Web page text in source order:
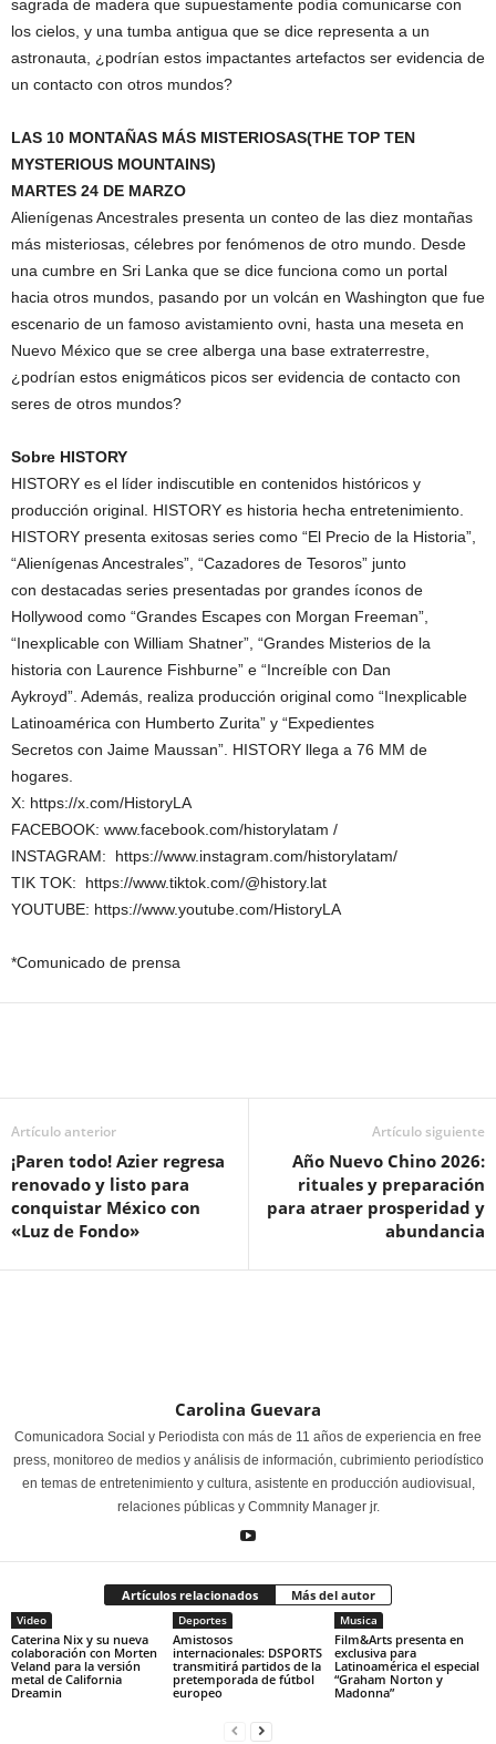
sagrada de madera que supuestamente podía comunicarse con
los cielos, y una tumba antigua que se dice representa a un
astronauta, ¿podrían estos impactantes artefactos ser evidencia de
un contacto con otros mundos?
LAS 10 MONTAÑAS MÁS MISTERIOSAS(THE TOP TEN
MYSTERIOUS MOUNTAINS)
MARTES 24 DE MARZO
Alienígenas Ancestrales presenta un conteo de las diez montañas
más misteriosas, célebres por fenómenos de otro mundo. Desde
una cumbre en Sri Lanka que se dice funciona como un portal
hacia otros mundos, pasando por un volcán en Washington que fue
escenario de un famoso avistamiento ovni, hasta una meseta en
Nuevo México que se cree alberga una base extraterrestre,
¿podrían estos enigmáticos picos ser evidencia de contacto con
seres de otros mundos?
Sobre HISTORY
HISTORY es el líder indiscutible en contenidos históricos y
producción original. HISTORY es historia hecha entretenimiento.
HISTORY presenta exitosas series como “El Precio de la Historia”,
“Alienígenas Ancestrales”, “Cazadores de Tesoros” junto
con destacadas series presentadas por grandes íconos de
Hollywood como “Grandes Escapes con Morgan Freeman”,
“Inexplicable con William Shatner”, “Grandes Misterios de la
historia con Laurence Fishburne” e “Increíble con Dan
Aykroyd”. Además, realiza producción original como “Inexplicable
Latinoamérica con Humberto Zurita” y “Expedientes
Secretos con Jaime Maussan”. HISTORY llega a 76 MM de
hogares.
X: https://x.com/HistoryLA
FACEBOOK: www.facebook.com/historylatam /
INSTAGRAM: https://www.instagram.com/historylatam/
TIK TOK: https://www.tiktok.com/@history.lat
YOUTUBE: https://www.youtube.com/HistoryLA
*Comunicado de prensa
Artículo anterior
¡Paren todo! Azier regresa
renovado y listo para
conquistar México con
«Luz de Fondo»
Artículo siguiente
Año Nuevo Chino 2026:
rituales y preparación
para atraer prosperidad y
abundancia
Carolina Guevara
Comunicadora Social y Periodista con más de 11 años de experiencia en free
press, monitoreo de medios y análisis de información, cubrimiento periodístico
en temas de entretenimiento y cultura, asistente en producción audiovisual,
relaciones públicas y Commnity Manager jr.
Artículos relacionados Más del autor
Video
Caterina Nix y su nueva
colaboración con Morten
Veland para la versión
metal de California
Dreamin
Deportes
Amistosos
internacionales: DSPORTS
transmitirá partidos de la
pretemporada de fútbol
europeo
Musica
Film&Arts presenta en
exclusiva para
Latinoamérica el especial
“Graham Norton y
Madonna”